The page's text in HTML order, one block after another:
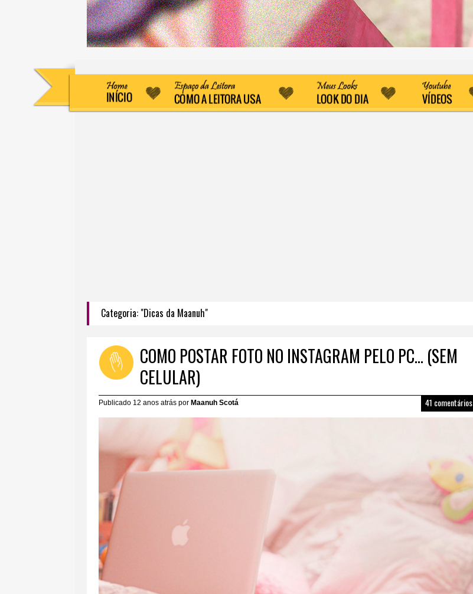
Categoria: "Dicas da Maanuh"
COMO POSTAR FOTO NO INSTAGRAM PELO PC… (SEM
CELULAR)
Publicado 12 anos atrás por Maanuh Scotá 41 comentários